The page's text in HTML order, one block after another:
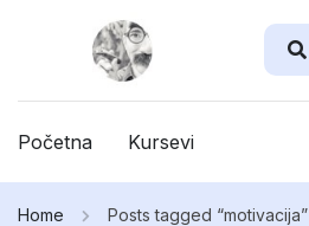
Početna Kursevi
Home Posts tagged “motivacija”